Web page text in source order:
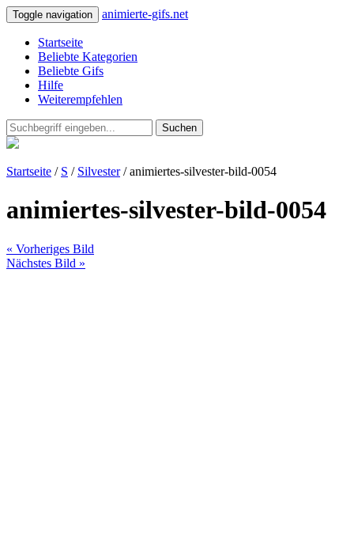
Toggle navigation animierte-gifs.net
Startseite
Beliebte Kategorien
Beliebte Gifs
Hilfe
Weiterempfehlen
Suchen
Startseite / S / Silvester/ animiertes-silvester-bild-0054
animiertes-silvester-bild-0054
« Vorheriges Bild
Nächstes Bild »